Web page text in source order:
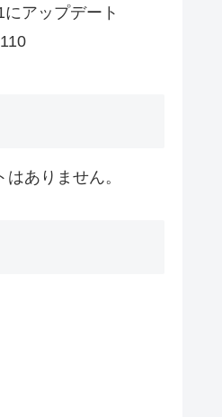
アップデート
ありません。